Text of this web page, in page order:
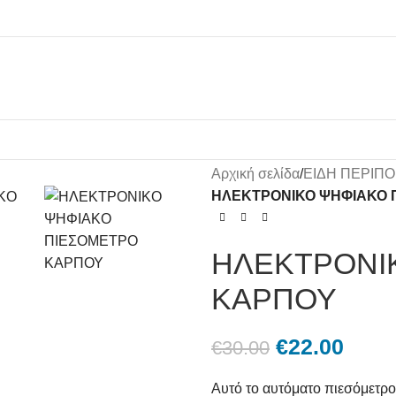
Αρχική σελίδα/ΕΙΔΗ
ΗΛΕΚΤΡΟΝΙΚΟ ΨΗΦΙΑΚΟ
ΚΑΡΠΟΥ
€30.00 €22.00
Αυτό το αυτόματο